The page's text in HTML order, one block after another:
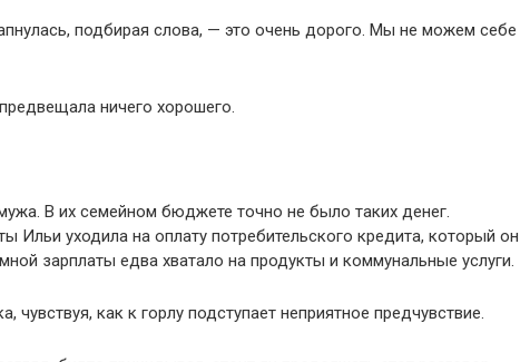
подбирая слова, — это очень дорого. Мы не можем себе
ничего хорошего.
В их семейном бюджете точно не было таких денег.
Ильи уходила на оплату потребительского кредита, который он
зарплаты едва хватало на продукты и коммунальные услуги.
как к горлу подступает неприятное предчувствие.